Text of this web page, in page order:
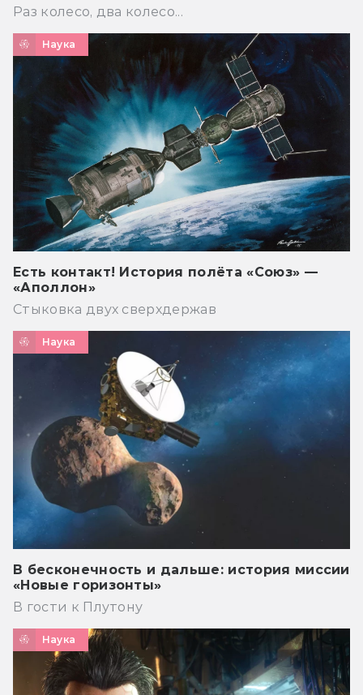
Раз колесо, два колесо...
Наука
Есть контакт! История полёта «Союз» —
«Аполлон»
Стыковка двух сверхдержав
Наука
В бесконечность и дальше: история миссии
«Новые горизонты»
В гости к Плутону
Наука